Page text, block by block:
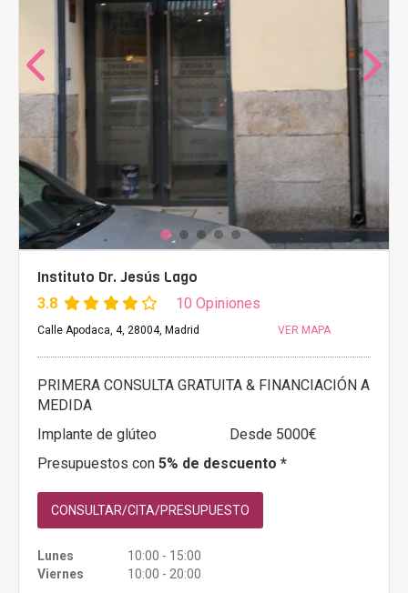
Instituto Dr. Jesús Lago
3.8 10 Opiniones
Calle Apodaca, 4, 28004, Madrid VER MAPA
PRIMERA CONSULTA GRATUITA & FINANCIACIÓN A
MEDIDA
Implante de glúteo
Desde 5000€
Presupuestos con 5% de descuento *
CONSULTAR/CITA/PRESUPUESTO
Lunes
10:00 - 15:00
Viernes
10:00 - 20:00